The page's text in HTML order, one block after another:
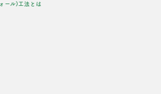
ール)工法とは